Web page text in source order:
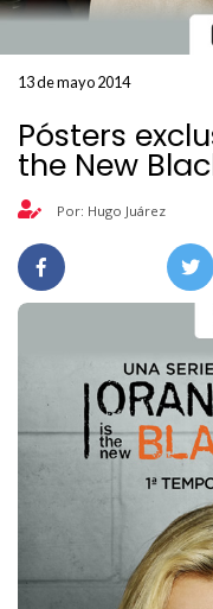
13 de mayo 2014
Pósters
the New
Por: Hugo Juárez